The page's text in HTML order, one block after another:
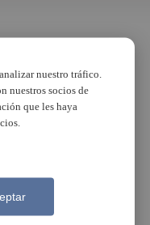
nuestro tráfico.
nuestros socios de
que les haya